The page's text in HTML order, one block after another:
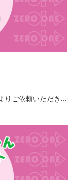
りご依頼いただき...